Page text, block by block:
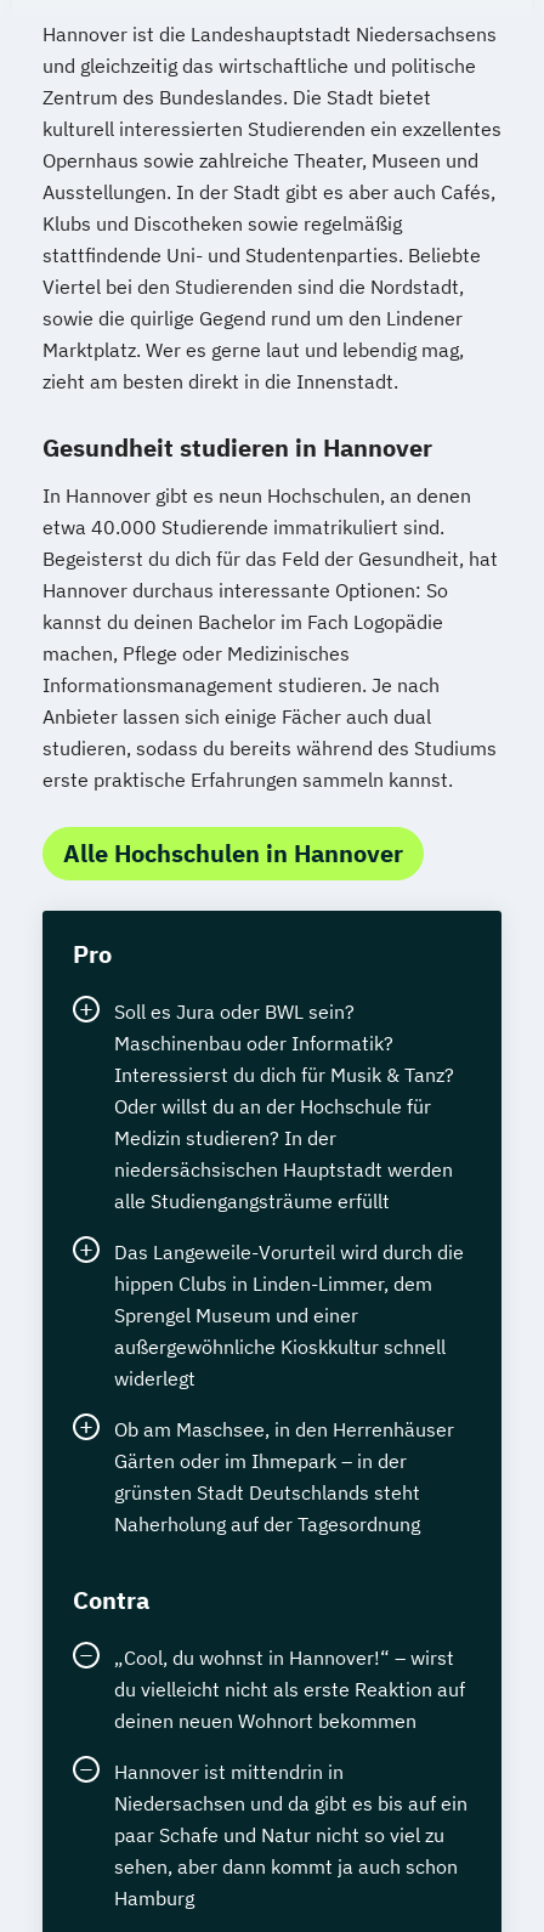
Hannover ist die Landeshauptstadt Niedersachsens
und gleichzeitig das wirtschaftliche und politische
Zentrum des Bundeslandes. Die Stadt bietet
kulturell interessierten Studierenden ein exzellentes
Opernhaus sowie zahlreiche Theater, Museen und
Ausstellungen. In der Stadt gibt es aber auch Cafés,
Klubs und Discotheken sowie regelmäßig
stattfindende Uni- und Studentenparties. Beliebte
Viertel bei den Studierenden sind die Nordstadt,
sowie die quirlige Gegend rund um den Lindener
Marktplatz. Wer es gerne laut und lebendig mag,
zieht am besten direkt in die Innenstadt.
Gesundheit studieren in Hannover
In Hannover gibt es neun Hochschulen, an denen
etwa 40.000 Studierende immatrikuliert sind.
Begeisterst du dich für das Feld der Gesundheit, hat
Hannover durchaus interessante Optionen: So
kannst du deinen Bachelor im Fach Logopädie
machen, Pflege oder Medizinisches
Informationsmanagement studieren. Je nach
Anbieter lassen sich einige Fächer auch dual
studieren, sodass du bereits während des Studiums
erste praktische Erfahrungen sammeln kannst.
Alle Hochschulen in Hannover
Pro
Soll es Jura oder BWL sein?
Maschinenbau oder Informatik?
Interessierst du dich für Musik & Tanz?
Oder willst du an der Hochschule für
Medizin studieren? In der
niedersächsischen Hauptstadt werden
alle Studiengangsträume erfüllt
Das Langeweile-Vorurteil wird durch die
hippen Clubs in Linden-Limmer, dem
Sprengel Museum und einer
außergewöhnliche Kioskkultur schnell
widerlegt
Ob am Maschsee, in den Herrenhäuser
Gärten oder im Ihmepark – in der
grünsten Stadt Deutschlands steht
Naherholung auf der Tagesordnung
Contra
„Cool, du wohnst in Hannover!“ – wirst
du vielleicht nicht als erste Reaktion auf
deinen neuen Wohnort bekommen
Hannover ist mittendrin in
Niedersachsen und da gibt es bis auf ein
paar Schafe und Natur nicht so viel zu
sehen, aber dann kommt ja auch schon
Hamburg